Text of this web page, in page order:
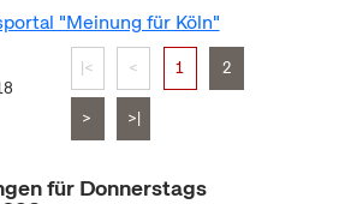
"Meinung für Köln"
|< < 1 2
> >|
für Donnerstags